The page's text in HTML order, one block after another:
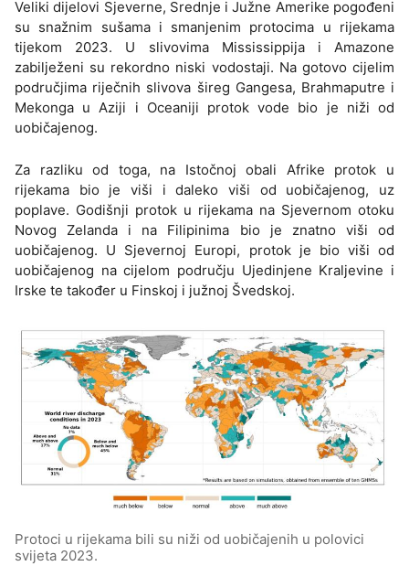
Veliki dijelovi Sjeverne, Srednje i Južne Amerike pogođeni
su snažnim sušama i smanjenim protocima u rijekama
tijekom 2023. U slivovima Mississippija i Amazone
zabilježeni su rekordno niski vodostaji. Na gotovo cijelim
područjima riječnih slivova šireg Gangesa, Brahmaputre i
Mekonga u Aziji i Oceaniji protok vode bio je niži od
uobičajenog.
Za razliku od toga, na Istočnoj obali Afrike protok u
rijekama bio je viši i daleko viši od uobičajenog, uz
poplave. Godišnji protok u rijekama na Sjevernom otoku
Novog Zelanda i na Filipinima bio je znatno viši od
uobičajenog. U Sjevernoj Europi, protok je bio viši od
uobičajenog na cijelom području Ujedinjene Kraljevine i
Irske te također u Finskoj i južnoj Švedskoj.
Protoci u rijekama bili su niži od uobičajenih u polovici
svijeta 2023.